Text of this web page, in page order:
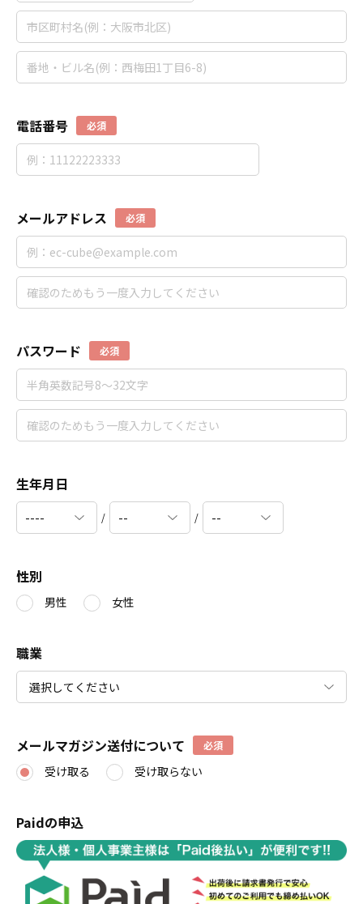
電話番号 必須
メールアドレス 必須
パスワード 必須
生年月日
/ /
性別
男性 女性
職業
メールマガジン送付について 必須
受け取る 受け取らない
Paidの申込